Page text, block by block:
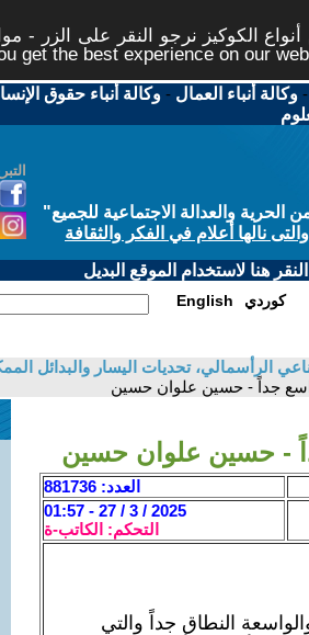
الكوكيز نرجو النقر على الزر -
get the best experience on our
-وكالة أنباء العمال -وكالة أنباء حقوق
والعدالة الاجتماعية للجميع"
نالها أعلام في الفكر والثقافة
هنا لاستخدام الموقع البديل
English كوردي
الرأسمالي، تحديات اليسار والبدائل
جداً - حسين علوان حسين
- حسين علوان حسين
العدد: 881736
2025 / 3 / 27 - 01:57
التحكم: الكاتب-ة
النطاق جداً والتي